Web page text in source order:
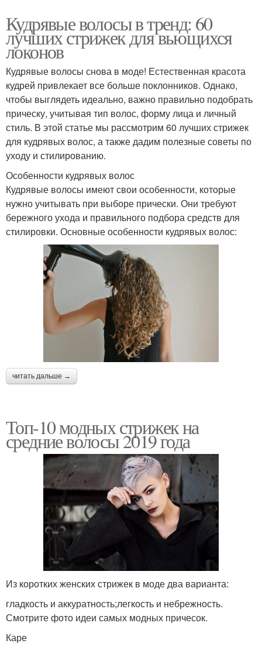
Кудрявые волосы в тренд: 60
лучших стрижек для вьющихся
локонов
Кудрявые волосы снова в моде! Естественная красота
кудрей привлекает все больше поклонников. Однако,
чтобы выглядеть идеально, важно правильно подобрать
прическу, учитывая тип волос, форму лица и личный
стиль. В этой статье мы рассмотрим 60 лучших стрижек
для кудрявых волос, а также дадим полезные советы по
уходу и стилированию.
Особенности кудрявых волос
Кудрявые волосы имеют свои особенности, которые
нужно учитывать при выборе прически. Они требуют
бережного ухода и правильного подбора средств для
стилировки. Основные особенности кудрявых волос:
читать дальше →
Топ-10 модных стрижек на
средние волосы 2019 года
Из коротких женских стрижек в моде два варианта:
гладкость и аккуратность;легкость и небрежность.
Смотрите фото идеи самых модных причесок.
Каре